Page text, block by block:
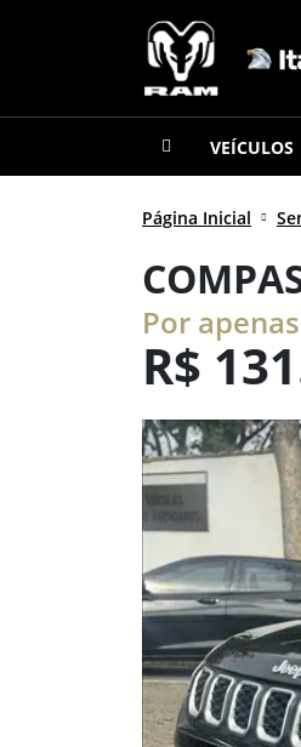
VEÍCULOS
Página Inicial
Por apenas
R$